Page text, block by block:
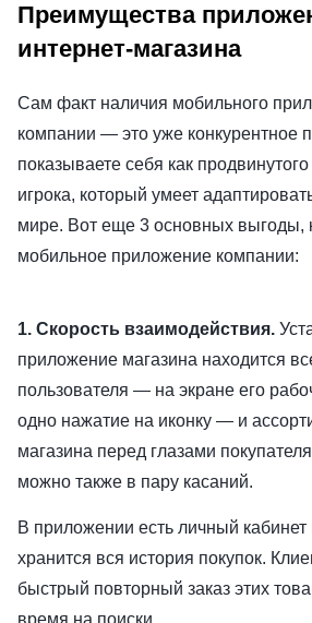
Преимущества
интернет-магазина
Сам факт наличия мобильного
компании — это уже конкурентное
показываете себя как
игрока, который умеет
мире. Вот еще 3 основных выгоды,
мобильное приложение компании:
1. Скорость взаимодействия.
приложение магазина находится
пользователя — на экране его
одно нажатие на иконку — и
магазина перед глазами
можно также в пару касаний.
В приложении есть личный кабинет
хранится вся история покупок.
быстрый повторный заказ этих